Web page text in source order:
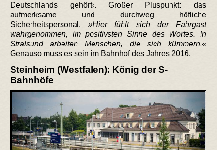
Deutschlands gehört‹. Großer Pluspunkt: das
aufmerksame und durchweg höfliche
Sicherheitspersonal. Hier fühlt sich der Fahrgast
wahrgenommen, im positivsten Sinne des Wortes. In
Stralsund arbeiten Menschen, die sich kümmern.
Genauso muss es sein im Bahnhof des Jahres 2016.
Steinheim (Westfalen): König der S-
Bahnhöfe